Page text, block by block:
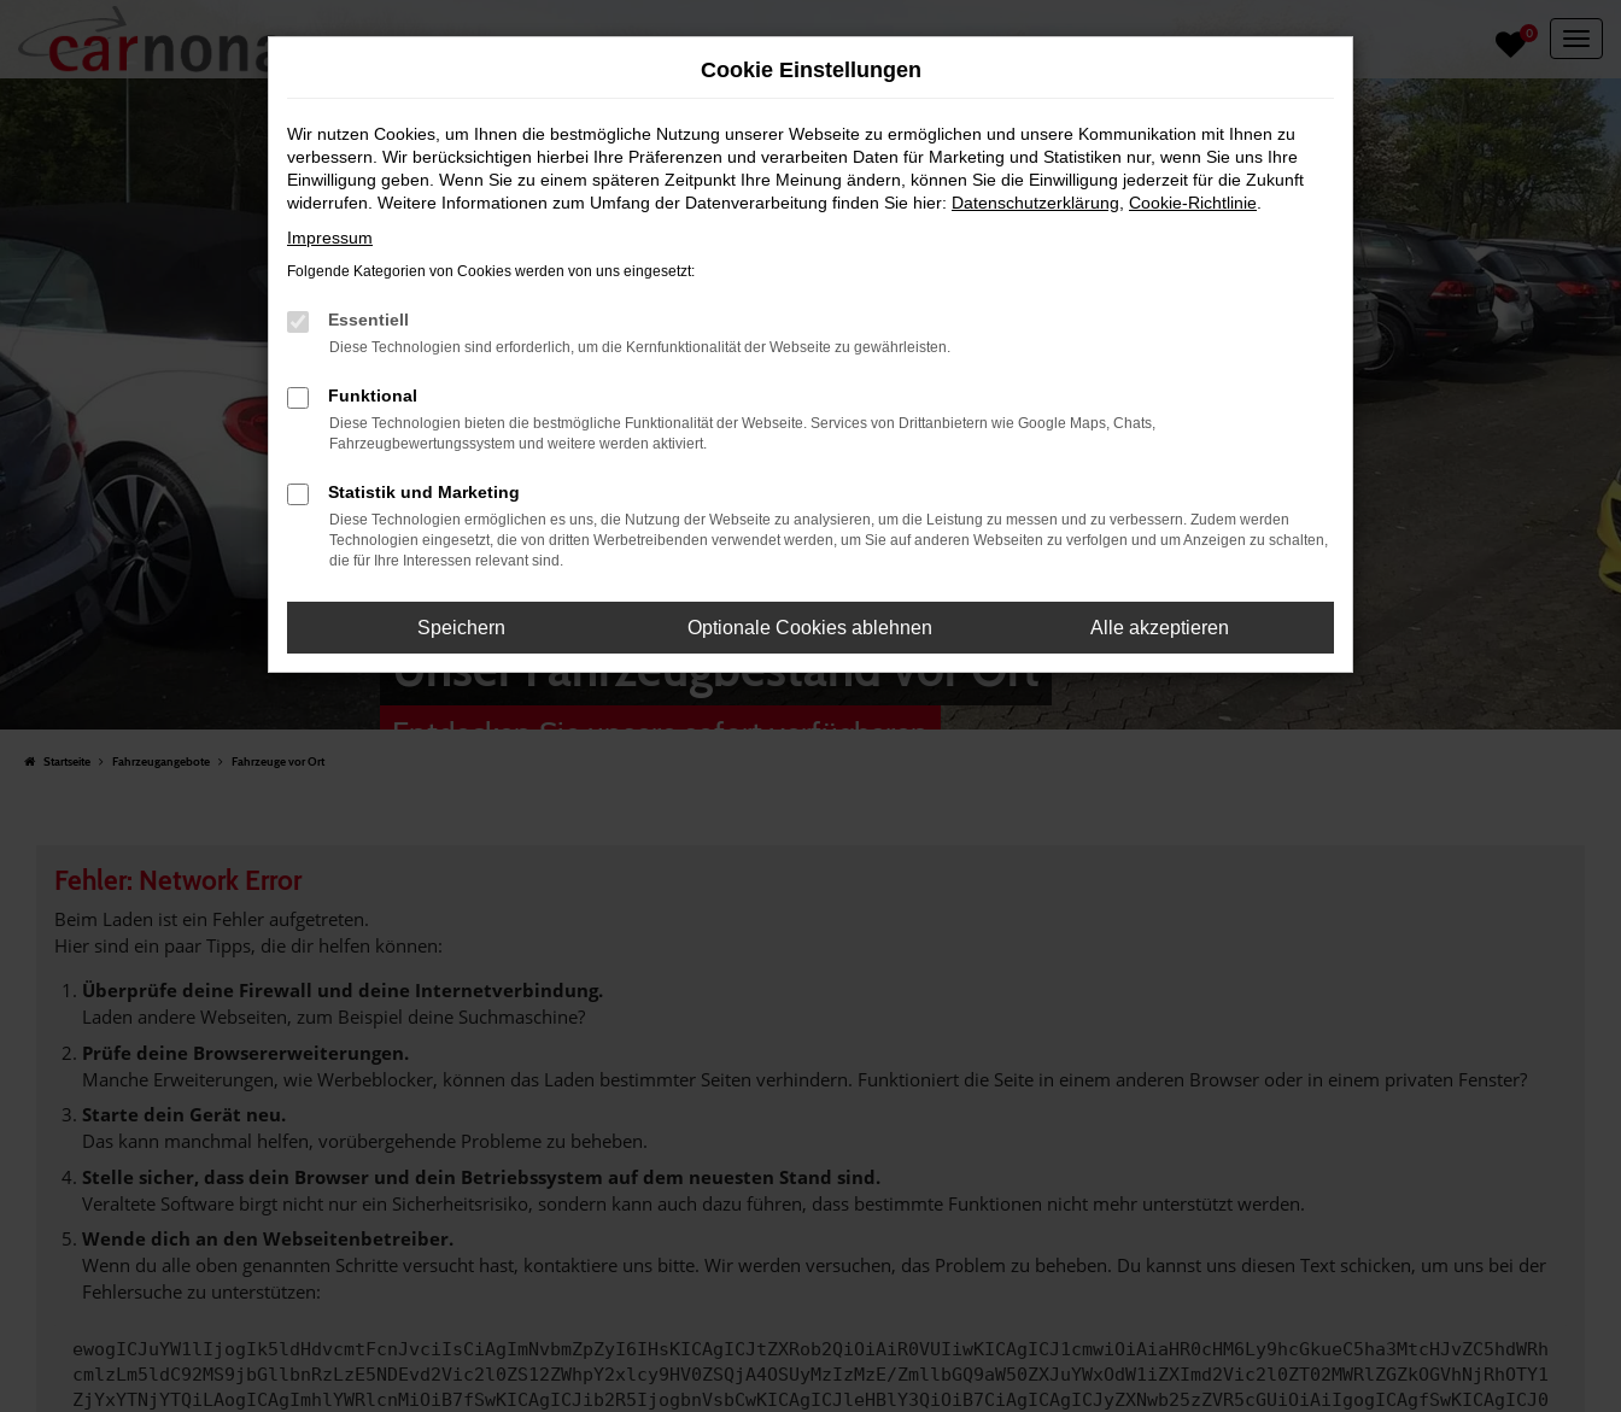
Zum
Hauptinhalt
springen
0
Unser Fahrzeugbestand vor Ort
Entdecken Sie unsere sofort verfügbaren
Startseite Fahrzeugangebote Fahrzeuge vor Ort
Fehler: Network Error
Beim Laden ist ein Fehler aufgetreten.
Hier sind ein paar Tipps, die dir helfen können:
Überprüfe deine Firewall und deine Internetverbindung.
Laden andere Webseiten, zum Beispiel deine Suchmaschine?
Prüfe deine Browsererweiterungen.
Manche Erweiterungen, wie Werbeblocker, können das Laden bestimmter Seiten verhindern. Funktioniert die Seite in einem anderen Browser oder in einem privaten Fenster?
Starte dein Gerät neu.
Das kann manchmal helfen, vorübergehende Probleme zu beheben.
Stelle sicher, dass dein Browser und dein Betriebssystem auf dem neuesten Stand sind.
Veraltete Software birgt nicht nur ein Sicherheitsrisiko, sondern kann auch dazu führen, dass bestimmte Funktionen nicht mehr unterstützt werden.
Wende dich an den Webseitenbetreiber.
Wenn du alle oben genannten Schritte versucht hast, kontaktiere uns bitte. Wir werden versuchen, das Problem zu beheben. Du kannst uns diesen Text schicken, um uns bei der
Fehlersuche zu unterstützen:
ewogICJuYW1lIjogIk5ldHdvcmtFcnJvciIsCiAgImNvbmZpZyI6IHsKICAgICJtZXRob2QiOiAiR0VUIiwKICAgICJ1cmwiOiAiaHR0cHM6Ly9hcGkueC5ha3MtcHJvZC5hdWRh
cmlzLm5ldC92MS9jbGllbnRzLzE5NDEvd2Vic2l0ZS12ZWhpY2xlcy9HV0ZSQjA4OSUyMzIzMzE/ZmllbGQ9aW50ZXJuYWxOdW1iZXImd2Vic2l0ZT02MWRlZGZkOGVhNjRhOTY1
ZjYxYTNjYTQiLAogICAgImhlYWRlcnMiOiB7fSwKICAgICJib2R5IjogbnVsbCwKICAgICJleHBlY3QiOiB7CiAgICAgICJyZXNwb25zZVR5cGUiOiAiIgogICAgfSwKICAgICJ0
Cookie Einstellungen
Wir nutzen Cookies, um Ihnen die bestmögliche Nutzung unserer Webseite zu ermöglichen und unsere Kommunikation mit Ihnen zu
verbessern. Wir berücksichtigen hierbei Ihre Präferenzen und verarbeiten Daten für Marketing und Statistiken nur, wenn Sie uns Ihre
Einwilligung geben. Wenn Sie zu einem späteren Zeitpunkt Ihre Meinung ändern, können Sie die Einwilligung jederzeit für die Zukunft
widerrufen. Weitere Informationen zum Umfang der Datenverarbeitung finden Sie hier: Datenschutzerklärung Cookie-Richtlinie
Impressum
Folgende Kategorien von Cookies werden von uns eingesetzt:
Essentiell
Diese Technologien sind erforderlich, um die Kernfunktionalität der Webseite zu gewährleisten.
Funktional
Diese Technologien bieten die bestmögliche Funktionalität der Webseite. Services von Drittanbietern wie Google Maps, Chats,
Fahrzeugbewertungssystem und weitere werden aktiviert.
Statistik und Marketing
Diese Technologien ermöglichen es uns, die Nutzung der Webseite zu analysieren, um die Leistung zu messen und zu verbessern. Zudem werden
Technologien eingesetzt, die von dritten Werbetreibenden verwendet werden, um Sie auf anderen Webseiten zu verfolgen und um Anzeigen zu schalten,
die für Ihre Interessen relevant sind.
Speichern Optionale Cookies ablehnen Alle akzeptieren